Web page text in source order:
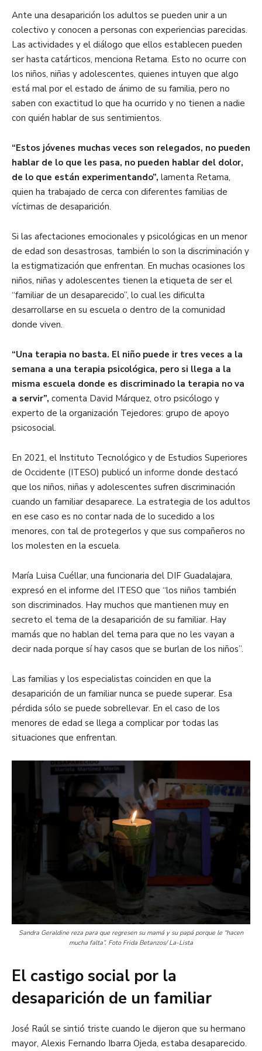
Ante una desaparición los adultos se pueden unir a un
colectivo y conocen a personas con experiencias parecidas.
Las actividades y el diálogo que ellos establecen pueden
ser hasta catárticos, menciona Retama. Esto no ocurre con
los niños, niñas y adolescentes, quienes intuyen que algo
está mal por el estado de ánimo de su familia, pero no
saben con exactitud lo que ha ocurrido y no tienen a nadie
con quién hablar de sus sentimientos.
“Estos jóvenes muchas veces son relegados, no pueden
hablar de lo que les pasa, no pueden hablar del dolor,
de lo que están experimentando”, lamenta Retama,
quien ha trabajado de cerca con diferentes familias de
víctimas de desaparición.
Si las afectaciones emocionales y psicológicas en un menor
de edad son desastrosas, también lo son la discriminación y
la estigmatización que enfrentan. En muchas ocasiones los
niños, niñas y adolescentes tienen la etiqueta de ser el
“familiar de un desaparecido”, lo cual les dificulta
desarrollarse en su escuela o dentro de la comunidad
donde viven.
“Una terapia no basta. El niño puede ir tres veces a la
semana a una terapia psicológica, pero si llega a la
misma escuela donde es discriminado la terapia no va
a servir”, comenta David Márquez, otro psicólogo y
experto de la organización Tejedores: grupo de apoyo
psicosocial.
En 2021, el Instituto Tecnológico y de Estudios Superiores
de Occidente (ITESO) publicó un informe donde destacó
que los niños, niñas y adolescentes sufren discriminación
cuando un familiar desaparece. La estrategia de los adultos
en ese caso es no contar nada de lo sucedido a los
menores, con tal de protegerlos y que sus compañeros no
los molesten en la escuela.
María Luisa Cuéllar, una funcionaria del DIF Guadalajara,
expresó en el informe del ITESO que “los niños también
son discriminados. Hay muchos que mantienen muy en
secreto el tema de la desaparición de su familiar. Hay
mamás que no hablan del tema para que no les vayan a
decir nada porque sí hay casos que se burlan de los niños”.
Las familias y los especialistas coinciden en que la
desaparición de un familiar nunca se puede superar. Esa
pérdida sólo se puede sobrellevar. En el caso de los
menores de edad se llega a complicar por todas las
situaciones que enfrentan.
Sandra Geraldine reza para que regresen su mamá y su papá porque le “hacen
mucha falta”. Foto Frida Betanzos/ La-Lista
El castigo social por la
desaparición de un familiar
José Raúl se sintió triste cuando le dijeron que su hermano
mayor, Alexis Fernando Ibarra Ojeda, estaba desaparecido.